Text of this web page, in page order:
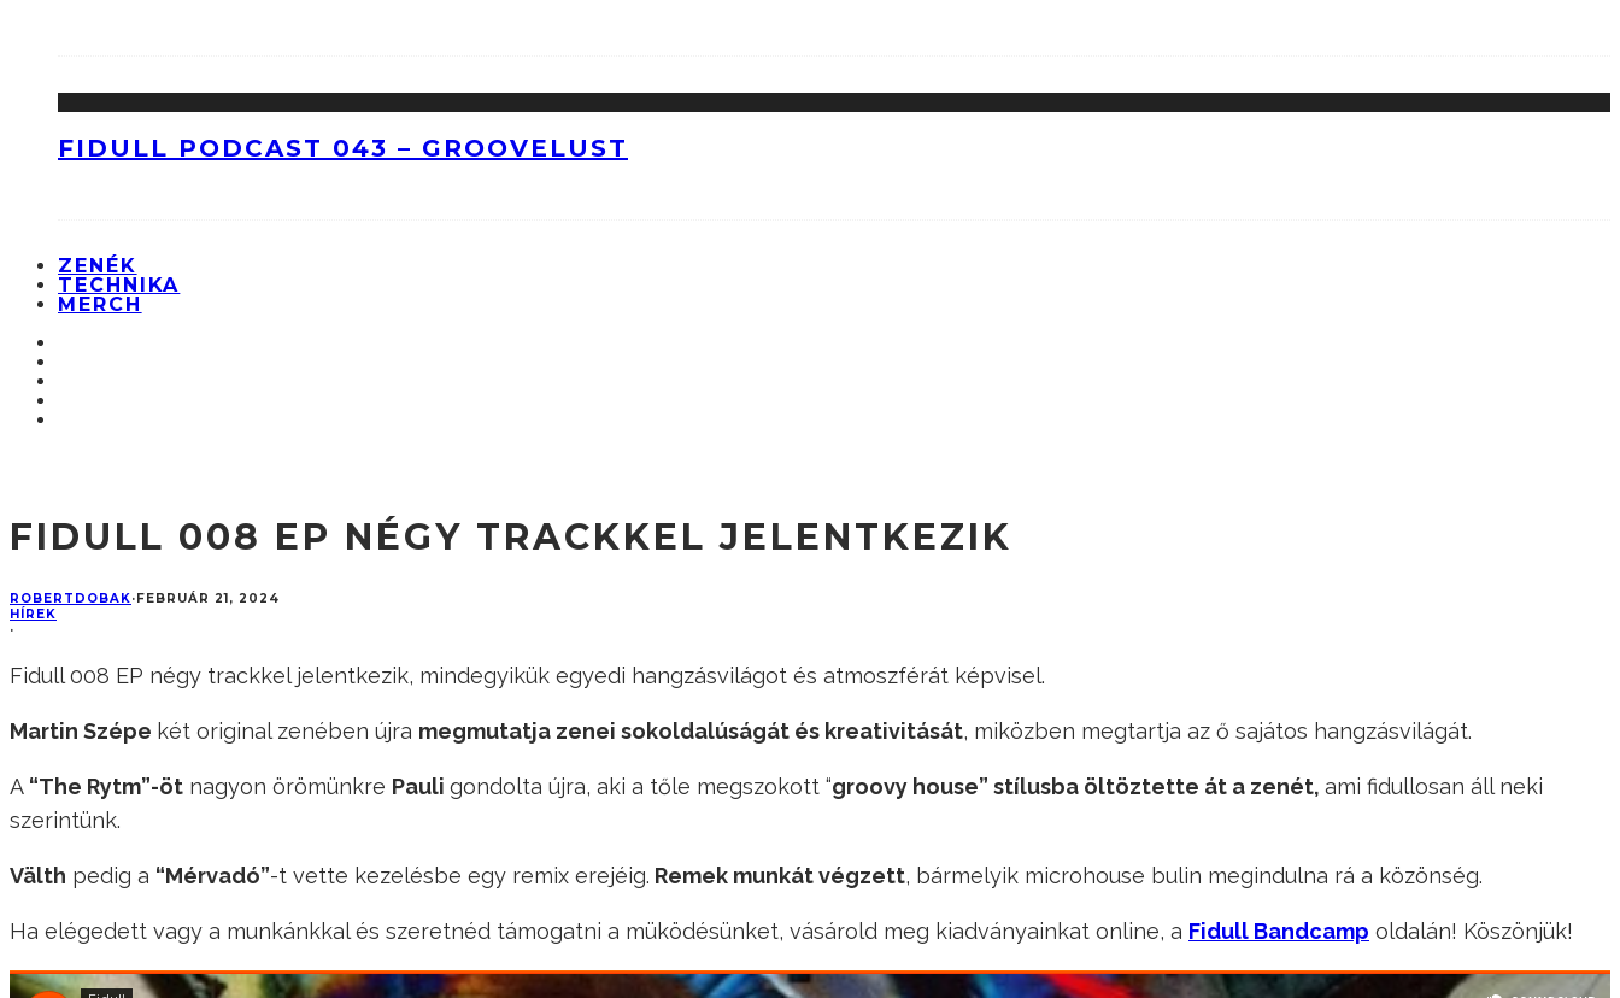
FIDULL PODCAST 043 – GROOVELUST
ZENÉK
TECHNIKA
MERCH
FIDULL 008 EP NÉGY TRACKKEL JELENTKEZIK
ROBERTDOBAK· FEBRUÁR 21, 2024
HÍREK
·
Fidull 008 EP négy trackkel jelentkezik, mindegyikük egyedi hangzásvilágot és atmoszférát képvisel.
Martin Szépe két original zenében újra megmutatja zenei sokoldalúságát és kreativitását, miközben megtartja az ő sajátos hangzásvilágát.
A “The Rytm”-öt nagyon örömünkre Pauli gondolta újra, aki a tőle megszokott “groovy house” stílusba öltöztette át a zenét, ami fidullosan áll neki
szerintünk.
V​ä​lth pedig a “Mérvadó”-t vette kezelésbe egy remix erejéig. Remek munkát végzett, bármelyik microhouse bulin megindulna rá a közönség.
Ha elégedett vagy a munkánkkal és szeretnéd támogatni a müködésünket, vásárold meg kiadványainkat online, a Fidull Bandcamp oldalán! Köszönjük!